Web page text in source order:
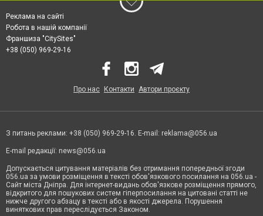
Реклама на сайті
Робота в нашій компанії
Франшиза "CitySites"
+38 (050) 969-29-16
Про нас Контакти Автори проєкту
З питань реклами: +38 (050) 969-29-16. E-mail: reklama@056.ua
E-mail редакції: news@056.ua
Допускається цитування матеріалів без отримання попередньої згоди
056.ua за умови розміщення в тексті обов'язкового посилання на 056.ua -
Сайт міста Дніпра. Для інтернет-видань обов'язкове розміщення прямого,
відкритого для пошукових систем гіперпосилання на цитовані статті не
нижче другого абзацу в тексті або в якості джерела. Порушення
виняткових прав переслідується Законом.